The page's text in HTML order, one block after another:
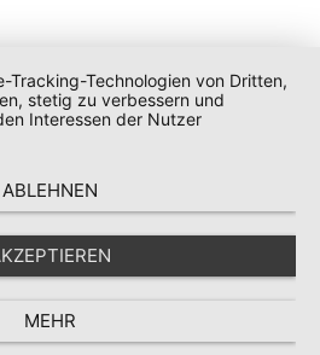
Tracking-Technologien von Dritten,
stetig zu verbessern und
Interessen der Nutzer
ABLEHNEN
MEHR